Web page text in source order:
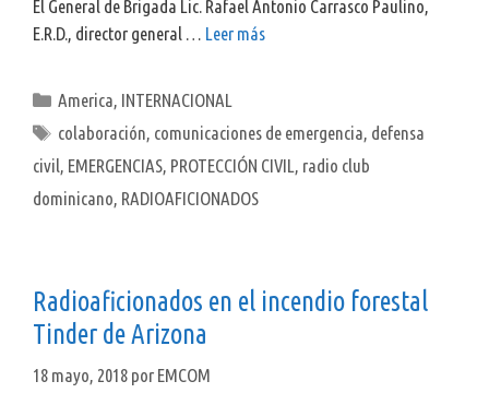
El General de Brigada Lic. Rafael Antonio Carrasco Paulino,
E.R.D., director general … Leer más
Categorías
America, INTERNACIONAL
Etiquetas
colaboración, comunicaciones de emergencia, defensa
civil, EMERGENCIAS, PROTECCIÓN CIVIL, radio club
dominicano, RADIOAFICIONADOS
Radioaficionados en el incendio forestal
Tinder de Arizona
18 mayo, 2018 por EMCOM